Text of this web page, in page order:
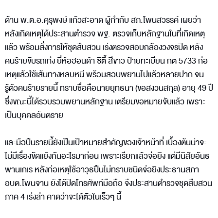
ด้าน พ.ต.อ.คุรุพงษ์ แก้วสะอาด ผู้กำกับ สภ.โพนสวรรค์ เผยว่า
หลังเกิดเหตุได้ประสานตำรวจ พฐ. ตรวจเก็บหลักฐานในที่เกิดเหตุ
แล้ว พร้อมสั่งการให้ชุดสืบสวน เร่งตรวจสอบกล้องวงจรปิด หลัง
คนร้ายขับรถเก๋ง ยี่ห้อฮอนด้า ซิตี้ สีขาว ป้ายทะเบียน กต 5733 ก่อ
เหตุแล้วใช้เส้นทางหลบหนี พร้อมสอบพยานไปแล้วหลายปาก จน
รู้ตัวคนร้ายรายนี้ ทราบชื่อคือนายยุทธนา (ขอสงวนสกุล) อายุ 49 ปี
ซึ่งขณะนี้ได้รวบรวมพยานหลักฐาน เตรียมขอหมายจับแล้ว เพราะ
เป็นบุคคลอันตราย
และมือปืนรายนี้ยังเป็นเป้าหมายสำคัญของเจ้าหน้าที่ เบื้องต้นน่าจะ
ไม่มีเรื่องขัดแย้งกันอะไรมาก่อน เพราะเรียกแล้วจ่อยิง แต่มีนิสัยอันธ
พานเกเร หลังก่อเหตุใช้อาวุธปืนไม่ทราบชนิดจ่อยิงประธานสภา
อบต.โพนจาน ยังได้ปิดโทรศัพท์มือถือ จึงประสานตำรวจชุดสืบสวน
ภาค 4 เร่งล่า คาดว่าจะได้ตัวในเร็วๆ นี้